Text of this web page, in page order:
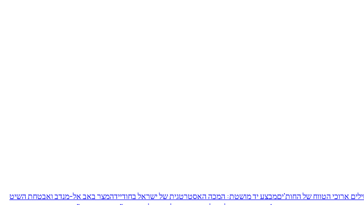
ארוכי הטווח של החות'יםמבצע יד מושטת: המכה האסטרטגית של ישראל בחודיידהמצר באב אל-מנדב ואבטחת השיט